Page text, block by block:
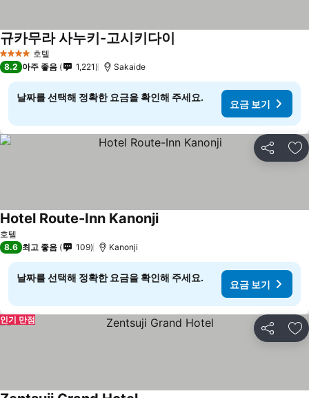
4 성급 호텔
규카무라 사누키-고시키다이
8.2 아주 좋음 1,221 Sakaide
날짜를 선택해 정확한 요금을 확인해 주세요.
요금 보기
공유 즐
호텔
Hotel Route-Inn Kanonji요금 보기
8.6 최고 좋음 109 Kanonji
날짜를 선택해 정확한 요금을 확인해 주세요.
요금 보기
공유 즐
인기 만점